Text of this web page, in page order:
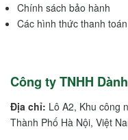
Chính sách bảo hành
Các hình thức thanh toán
Công ty TNHH
Địa chỉ: Lô A2, Khu công
Thành Phố Hà Nội, Việt